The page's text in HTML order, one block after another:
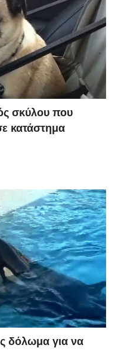
σκύλου που
κατάστημα
δόλωμα για να